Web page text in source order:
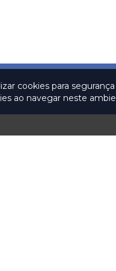
cookies para
ao navegar neste